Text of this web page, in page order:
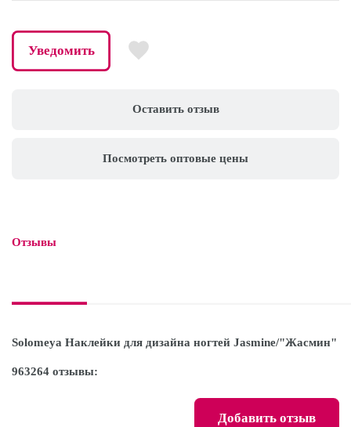
Оставить отзыв
Посмотреть оптовые цены
Уведомить
Отзывы
Solomeya Наклейки для дизайна ногтей Jasmine/"Жасмин"
963264 отзывы:
Добавить отзыв